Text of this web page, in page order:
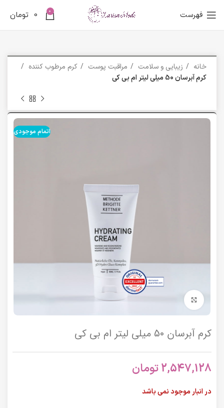
فهرست 0
0 تومان
خانه زیبایی و سلامت مراقبت پوست
کرم مرطوب کننده
کرم آبرسان 50 میلی لیتر ام بی کی
اتمام موجودی
برای بزرگنمایی کلیک کنید
کرم آبرسان 50 میلی لیتر ام بی کی
2,547,128تومان
در انبار موجود نمی باشد